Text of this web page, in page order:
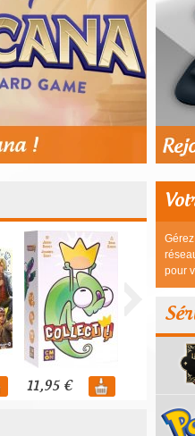
11,95 €
pour